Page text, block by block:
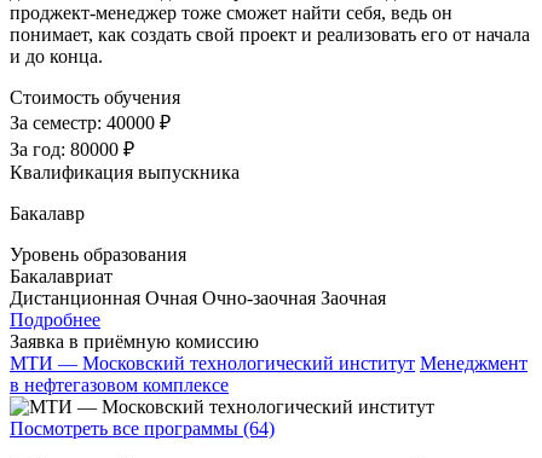
проджект-менеджер тоже сможет найти себя, ведь он
понимает, как создать свой проект и реализовать его от начала
и до конца.
Стоимость обучения
За семестр: 40000 ₽
За год: 80000 ₽
Квалификация выпускника
Бакалавр
Уровень образования
Бакалавриат
Дистанционная Очная Очно-заочная Заочная
Подробнее
Заявка в приёмную комиссию
МТИ — Московский технологический институт Менеджмент
в нефтегазовом комплексе
Посмотреть все программы (64)